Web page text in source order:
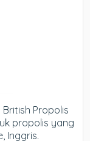
Propolis
propolis yang
Inggris.